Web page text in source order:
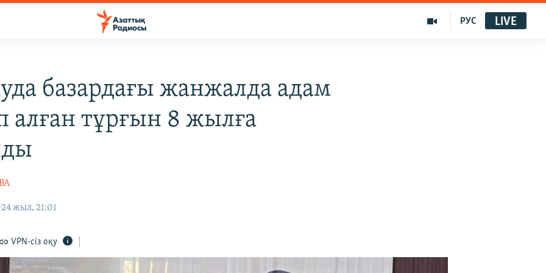
РУС LIVE
базардағы жанжалда адам
алған тұрғын 8 жылға
жыл, 21:01
VPN-сіз оқу